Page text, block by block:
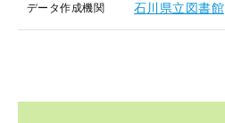
データ作成機関 石川県立図書館